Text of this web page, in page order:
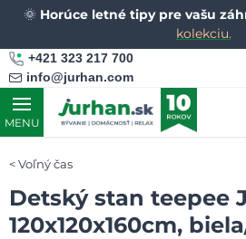
🌞 Horúce letné tipy pre vašu
kolekciu.
+421 323 217 700
info@jurhan.com
MENU
Voľný čas
Detský stan teepee
120x120x160cm,